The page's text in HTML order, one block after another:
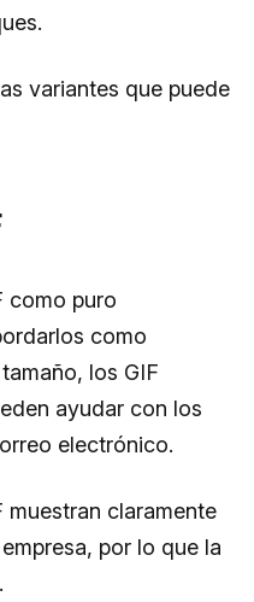
variantes que puede
como puro
como
los GIF
ayudar con los
electrónico.
muestran claramente
por lo que la